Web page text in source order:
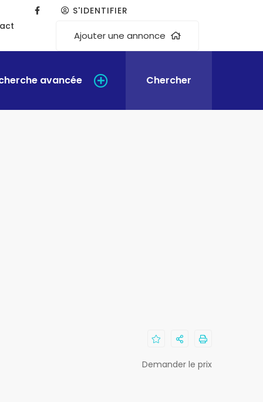
S'IDENTIFIER
Ajouter une annonce
avancée Chercher
Demander le prix